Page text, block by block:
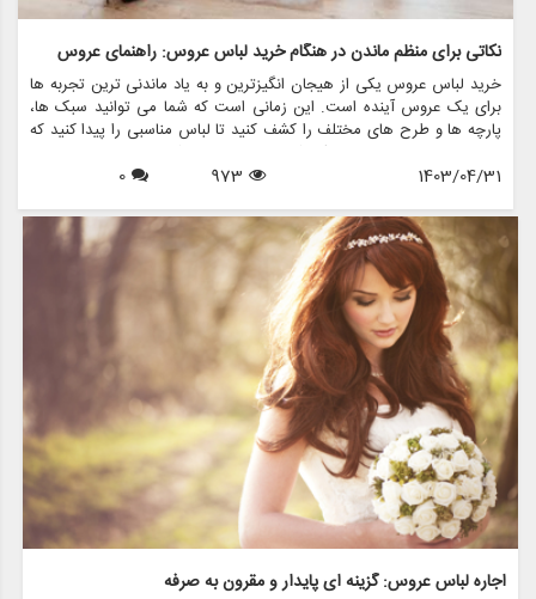
نکاتی برای منظم ماندن در هنگام خرید لباس عروس: راهنمای عروس
خرید لباس عروس یکی از هیجان انگیزترین و به یاد ماندنی ترین تجربه ها
برای یک عروس آینده است. این زمانی است که شما می توانید سبک ها،
پارچه ها و طرح های مختلف را کشف کنید تا لباس مناسبی را پیدا کنید که
در روز خاص خود احساس یک شاهزاده خانم را به شما بدهد. با این حال، با
وجود گزینه های بسیار زیاد، پیمایش در این فرآیند می تواند طاقت فرسا و
نکات ارزشمندی را برای منظم ماندن در هنگام خرید لباس عروس، با تمرکز بر
ایجاد تجربه لذت بخش و بدون استرس، مورد بحث قرار می دهیم.
1403/04/31
973
0
اجاره لباس عروس: گزینه ای پایدار و مقرون به صرفه